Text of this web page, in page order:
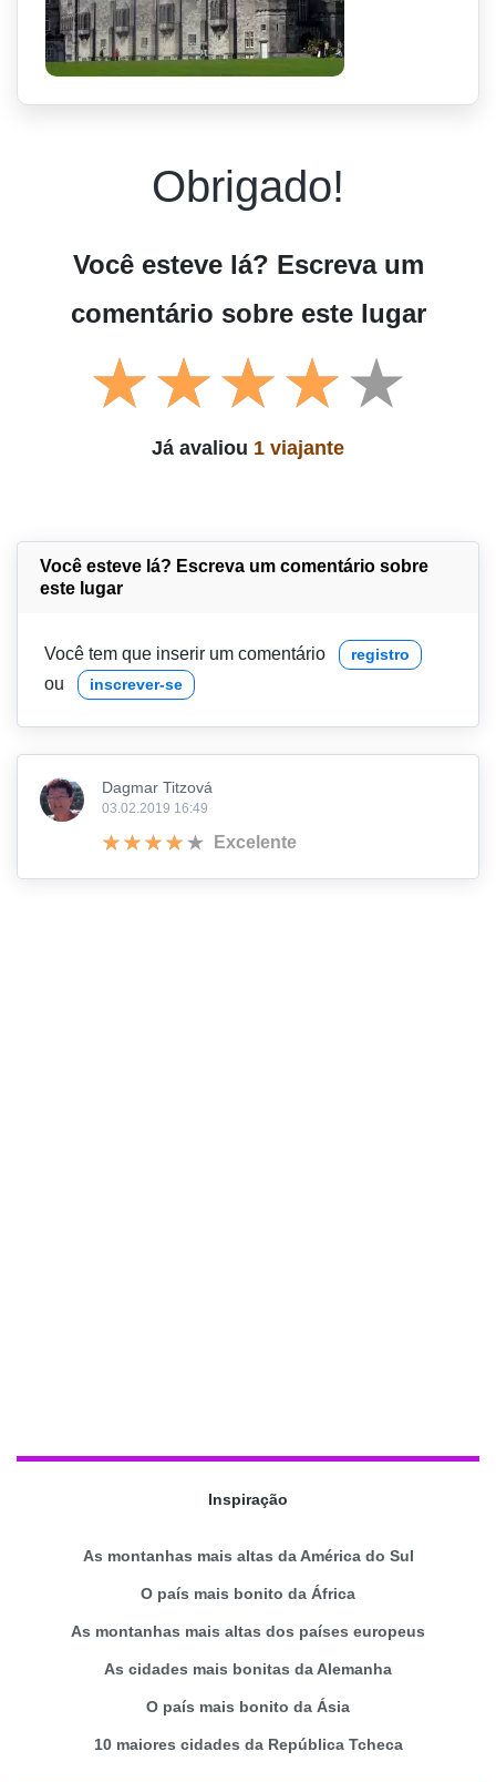
Obrigado!
Você esteve lá? Escreva um
comentário sobre este lugar
Já avaliou 1 viajante
Você esteve lá? Escreva um comentário sobre
este lugar
Você tem que inserir um comentário registro
ou inscrever-se
Dagmar Titzová
03.02.2019 16:49
Excelente
Inspiração
As montanhas mais altas da América do Sul
O país mais bonito da África
As montanhas mais altas dos países europeus
As cidades mais bonitas da Alemanha
O país mais bonito da Ásia
10 maiores cidades da República Tcheca